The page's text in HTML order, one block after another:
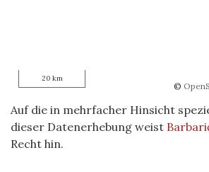
©
20 km
Auf die in mehrfacher Hinsicht
dieser Datenerhebung weist
Recht hin.